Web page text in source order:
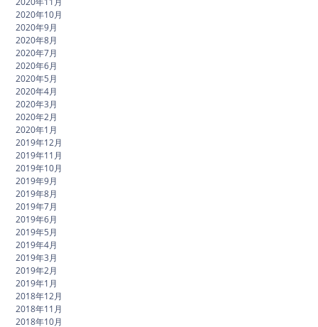
2020年10月
2020年9月
2020年8月
2020年7月
2020年6月
2020年5月
2020年4月
2020年3月
2020年2月
2020年1月
2019年12月
2019年11月
2019年10月
2019年9月
2019年8月
2019年7月
2019年6月
2019年5月
2019年4月
2019年3月
2019年2月
2019年1月
2018年12月
2018年11月
2018年10月